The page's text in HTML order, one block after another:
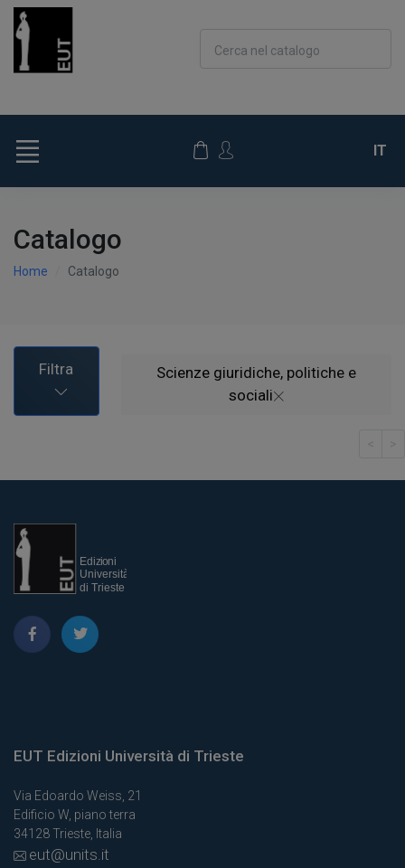
Cerca nel catalogo
IT
Catalogo
Home Catalogo
Filtra
Scienze giuridiche, politiche e
sociali
< >
EUT Edizioni Università di Trieste
Via Edoardo Weiss, 21
Edificio W, piano terra
34128 Trieste, Italia
eut@units.it